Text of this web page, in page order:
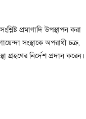
প্রমাণাদি উপস্থাপন করা
সংস্থাকে অপরাধী চক্র,
নির্দেশ প্রদান করেন।